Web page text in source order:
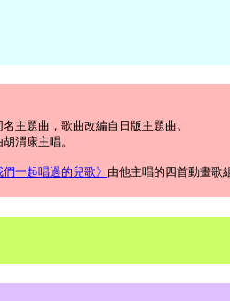
主題曲，歌曲改編自日版主題曲。
渭康主唱。
一起唱過的兒歌》 由他主唱的四首動畫歌